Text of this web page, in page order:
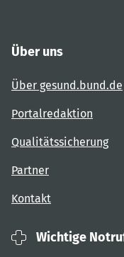
Über uns
Über gesund.bund.de
Portalredaktion
Qualitätssicherung
Partner
Kontakt
Wichtige